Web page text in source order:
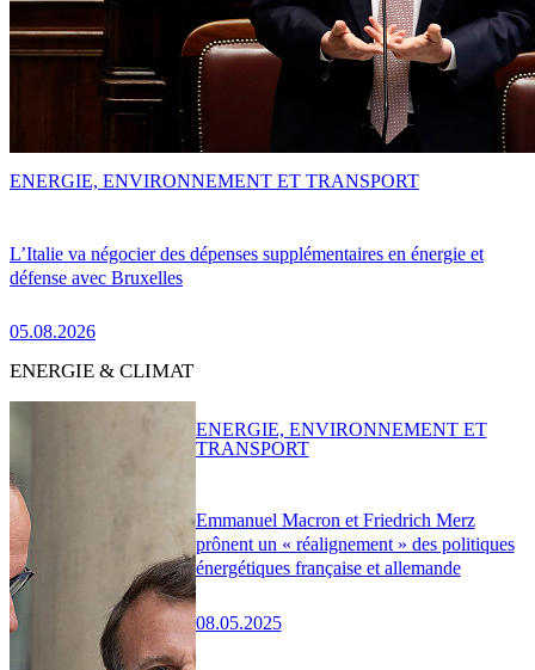
L’Italie va négocier des dépenses supplémentaires en énergie et
défense avec Bruxelles
05.08.2026
ENERGIE, ENVIRONNEMENT ET TRANSPORT
ENERGIE & CLIMAT
Emmanuel Macron et Friedrich Merz
prônent un « réalignement » des politiques
énergétiques française et allemande
08.05.2025
ENERGIE, ENVIRONNEMENT ET
TRANSPORT